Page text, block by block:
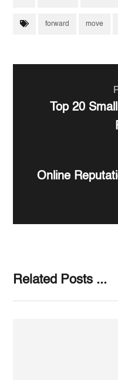
forward move
Top 20
Online
Related Posts ...